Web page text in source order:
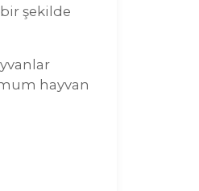
şekilde
hayvan